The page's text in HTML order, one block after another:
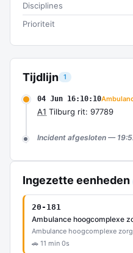
Tijdlijn 1
04 Jun 16:10:10
A1 Tilburg rit: 97789
Incident afgesloten —
Ingezette eenheden
20-181
Ambulance hoogcomplexe
Ambulance hoogcomplexe zorg
🚗 11 min 0s
Disciplines
Prioriteit